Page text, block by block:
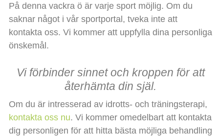
På denna vackra ö är varje sport möjlig. Om du
saknar något i vår sportportal, tveka inte att
kontakta oss. Vi kommer att uppfylla dina personliga
önskemål.
Vi förbinder sinnet och kroppen för att
återhämta din själ.
Om du är intresserad av idrotts- och träningsterapi,
kontakta oss nu. Vi kommer omedelbart att kontakta
dig personligen för att hitta bästa möjliga behandling